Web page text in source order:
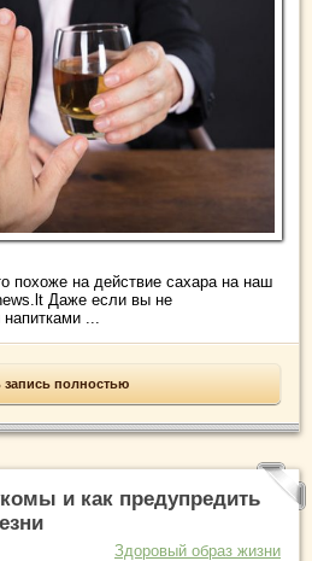
похоже на действие сахара на наш
Даже если вы не
...
запись полностью
и как предупредить
Здоровый образ жизни